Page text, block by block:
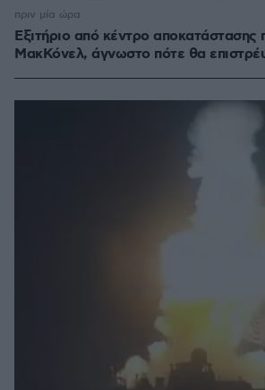
Εξιτήριο από κέντρο αποκατάστασης
ΜακΚόνελ, άγνωστο πότε θα
πριν μία ώρα